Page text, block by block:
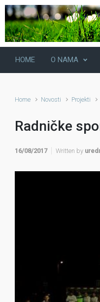
Skip to main content
HOME O NAMA
Home Novosti Projekti
Radničke
16/08/2017 Written by